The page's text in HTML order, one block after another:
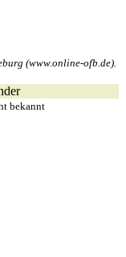
(www.online-ofb.de).
bekannt